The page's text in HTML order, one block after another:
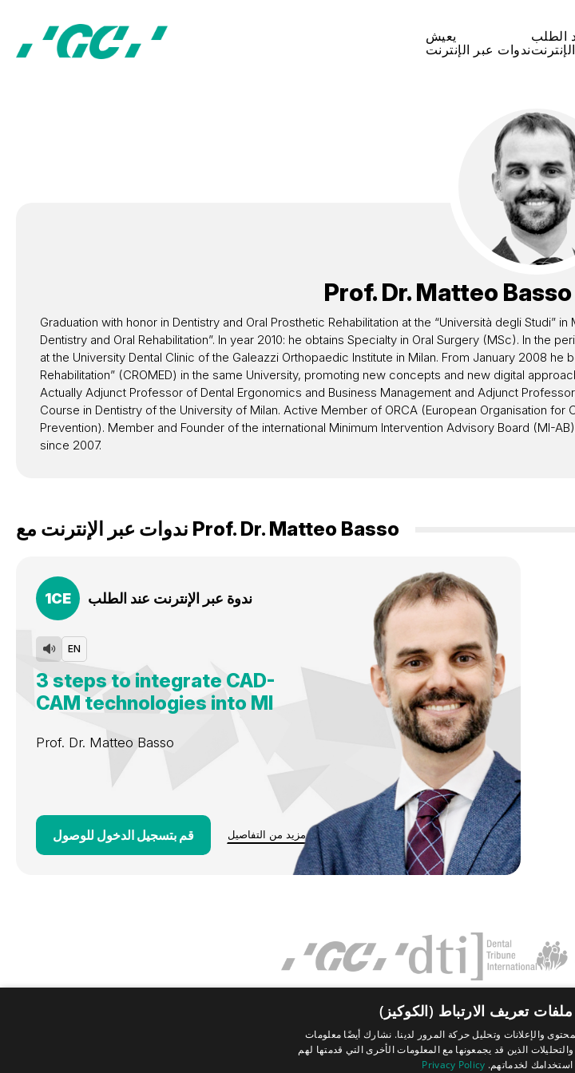
يعيش
ندوات عبر الإنترنت
الطلب
Prof. Dr.Matteo Basso
Graduation with honor in Dentistry and Oral Prosthetic Rehabilitation at the “Università degli Studi”
Dentistry and Oral Rehabilitation”. In year 2010: he obtains Specialty in Oral Surgery (MSc). In
at the University Dental Clinic of the Galeazzi Orthopaedic Institute in Milan. From January 2008
Rehabilitation” (CROMED) in the same University, promoting new concepts and new digital
Actually Adjunct Professor of Dental Ergonomics and Business Management and Adjunct
Course in Dentistry of the University of Milan. Active Member of ORCA (European Organisation
Prevention). Member and Founder of the international Minimum Intervention Advisory Board (MI-
since 2007.
Prof. Dr. Matteo Basso
1CE ندوة عبر الإنترنت عند الطلب
EN
3 steps to integrate CAD-
CAM technologies into MI
Prof. Dr. Matteo Basso
قم بتسجيل الدخول للوصول مزيد من التفاصيل
الشروط والأحكام سياسة الخصوصية
Tribune
Nationally
تعريف الارتباط (الكوكيز)
والإعلانات وتحليل حركة المرور لدينا. نشارك أيضًا معلومات
الذين قد يجمعونها مع المعلومات الأخرى التي قدمتها لهم
لخدماتهم. Privacy Policy